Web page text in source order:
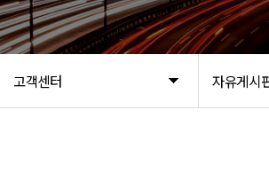
고객센터 자유게시